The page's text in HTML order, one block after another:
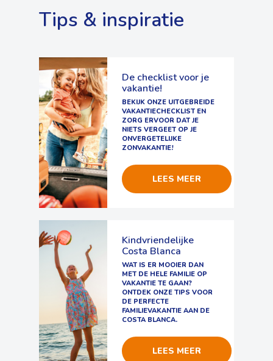
Tips & inspiratie
De checklist voor je
vakantie!
BEKIJK ONZE UITGEBREIDE
VAKANTIECHECKLIST EN
ZORG ERVOOR DAT JE
NIETS VERGEET OP JE
ONVERGETELIJKE
ZONVAKANTIE!
LEES MEER
Kindvriendelijke
Costa Blanca
WAT IS ER MOOIER DAN
MET DE HELE FAMILIE OP
VAKANTIE TE GAAN?
ONTDEK ONZE TIPS VOOR
DE PERFECTE
FAMILIEVAKANTIE AAN DE
COSTA BLANCA.
LEES MEER